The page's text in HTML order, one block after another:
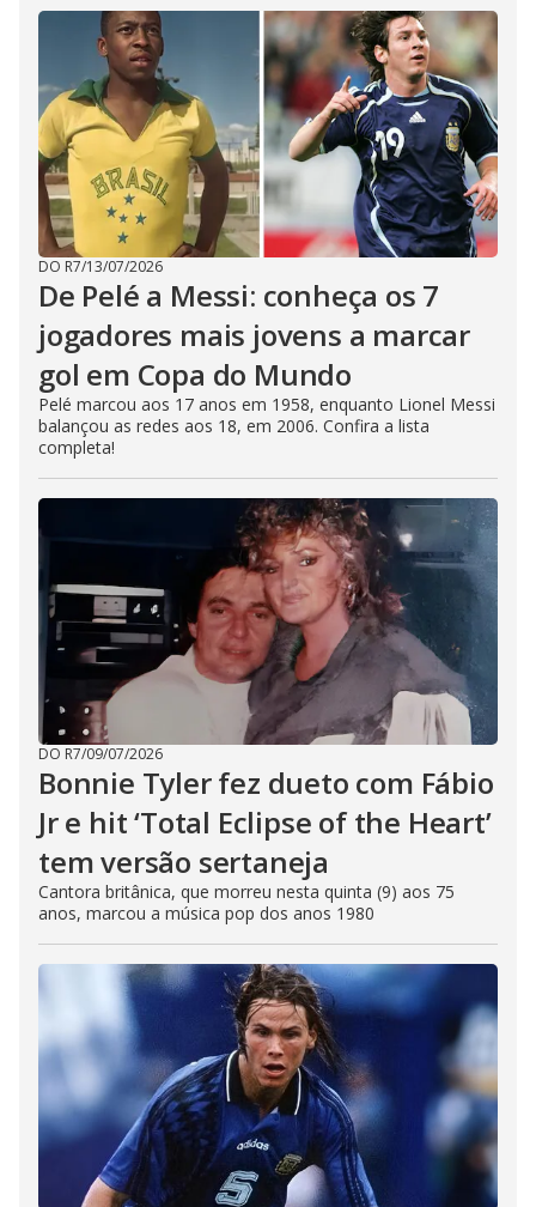
DO R7/13/07/2026
De Pelé a Messi: conheça os 7
jogadores mais jovens a marcar
gol em Copa do Mundo
Pelé marcou aos 17 anos em 1958, enquanto Lionel Messi
balançou as redes aos 18, em 2006. Confira a lista
completa!
DO R7/09/07/2026
Bonnie Tyler fez dueto com Fábio
Jr e hit ‘Total Eclipse of the Heart’
tem versão sertaneja
Cantora britânica, que morreu nesta quinta (9) aos 75
anos, marcou a música pop dos anos 1980